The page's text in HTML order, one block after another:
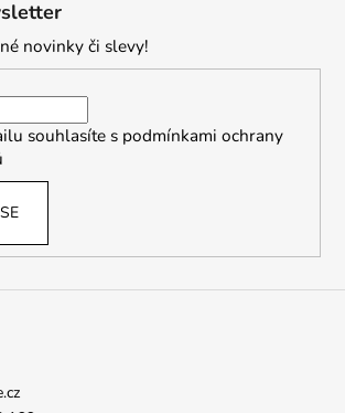
novinky či slevy!
souhlasíte s podmínkami ochrany